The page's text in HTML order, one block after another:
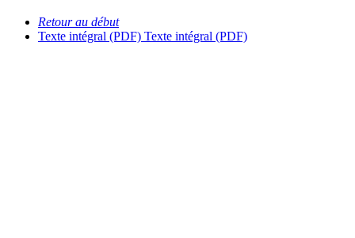
Retour au début
Texte intégral (PDF) Texte intégral (PDF)